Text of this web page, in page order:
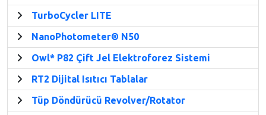
TurboCycler LITE
NanoPhotometer® N50
Owl* P82 Çift Jel Elektroforez Sistemi
RT2 Dijital Isıtıcı Tablalar
Tüp Döndürücü Revolver/Rotator